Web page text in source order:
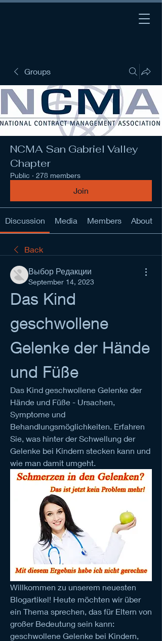
Groups
NCMA San Gabriel Valley
Chapter
Public · 278 members
Join
Discussion Media Members About
Back
Выбор Редакции
September 14, 2023
Das Kind
geschwollene
Gelenke der Hände
und Füße
Das Kind geschwollene Gelenke der
Hände und Füße - Ursachen,
Symptome und
Behandlungsmöglichkeiten. Erfahren
Sie, was hinter der Schwellung der
Gelenke bei Kindern stecken kann und
wie man damit umgeht.
Willkommen zu unserem neuesten
Blogartikel! Heute möchten wir über
ein Thema sprechen, das für Eltern von
großer Bedeutung sein kann:
geschwollene Gelenke bei Kindern,